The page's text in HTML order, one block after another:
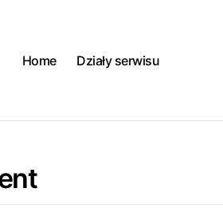
Home
Działy serwisu